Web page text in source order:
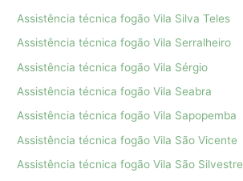
Assistência técnica fogão Vila Silva Teles
Assistência técnica fogão Vila Serralheiro
Assistência técnica fogão Vila Sérgio
Assistência técnica fogão Vila Seabra
Assistência técnica fogão Vila Sapopemba
Assistência técnica fogão Vila São Vicente
Assistência técnica fogão Vila São Silvestre